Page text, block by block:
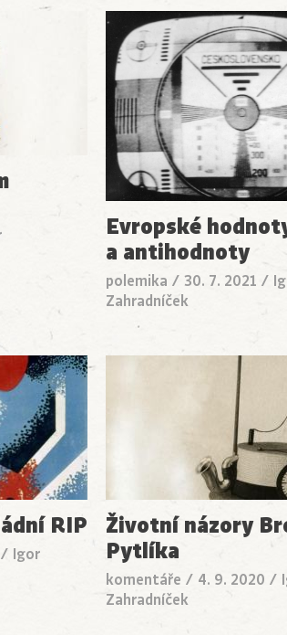
Evropské
a antihodnoty
polemika /30. 7. 2021 /
Zahradníček
RIP
/ Igor
Životní názory
Pytlíka
komentáře / 4. 9. 2020 /
Zahradníček